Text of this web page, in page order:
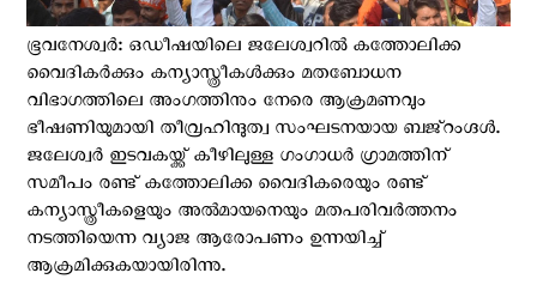
ഭൂവനേശ്വര്‍: ഒഡീഷയിലെ ജലേശ്വറിൽ കത്തോലിക്ക
വൈദികര്‍ക്കും കന്യാസ്ത്രീകള്‍ക്കും മതബോധന
വിഭാഗത്തിലെ അംഗത്തിനും നേരെ ആക്രമണവും
ഭീഷണിയുമായി തീവ്രഹിന്ദുത്വ സംഘടനയായ ബജ്‌റംഗ്ദൾ.
ജലേശ്വർ ഇടവകയ്ക്ക് കീഴിലുള്ള ഗംഗാധർ ഗ്രാമത്തിന്
സമീപം രണ്ട് കത്തോലിക്ക വൈദികരെയും രണ്ട്
കന്യാസ്ത്രീകളെയും അല്‍മായനെയും മതപരിവർത്തനം
നടത്തിയെന്ന വ്യാജ ആരോപണം ഉന്നയിച്ച്
ആക്രമിക്കുകയായിരിന്നു.